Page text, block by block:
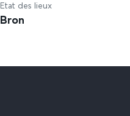
Etat des lieux
Bron